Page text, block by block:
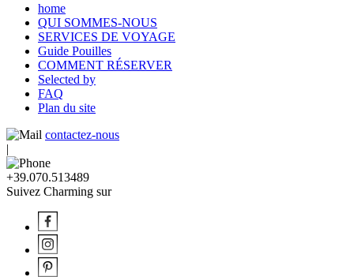
home
QUI SOMMES-NOUS
SERVICES DE VOYAGE
Guide Pouilles
COMMENT RÉSERVER
Selected by
FAQ
Plan du site
contactez-nous
|
+39.070.513489
Suivez Charming sur